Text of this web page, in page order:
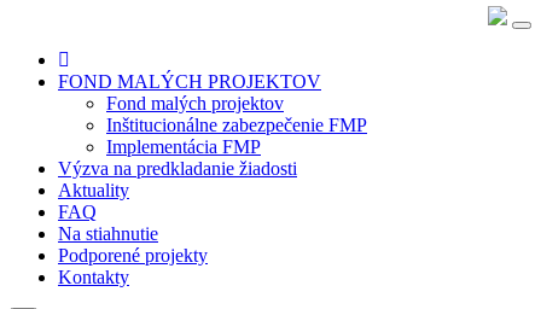
FOND MALÝCH PROJEKTOV
Fond malých projektov
Inštitucionálne zabezpečenie FMP
Implementácia FMP
Výzva na predkladanie žiadosti
Aktuality
FAQ
Na stiahnutie
Podporené projekty
Kontakty